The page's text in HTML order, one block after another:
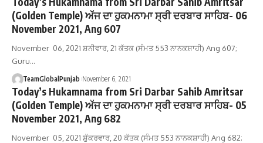
(Golden Temple) ਅੱਜ ਦਾ ਹੁਕਮਨਾਮਾ ਸ੍ਰੀ ਦਰਬਾਰ ਸਾਹਿਬ- 06
November 2021, Ang 607
November 06, 2021 ਸ਼ਨੀਵਾਰ, 21 ਕੱਤਕ (ਸੰਮਤ 553 ਨਾਨਕਸ਼ਾਹੀ) Ang 607;
Guru…
TeamGlobalPunjab November 6, 2021
Today’s Hukamnama from Sri Darbar Sahib Amritsar
(Golden Temple) ਅੱਜ ਦਾ ਹੁਕਮਨਾਮਾ ਸ੍ਰੀ ਦਰਬਾਰ ਸਾਹਿਬ- 05
November 2021, Ang 682
November 05, 2021 ਸ਼ੁੱਕਰਵਾਰ, 20 ਕੱਤਕ (ਸੰਮਤ 553 ਨਾਨਕਸ਼ਾਹੀ) Ang 682;